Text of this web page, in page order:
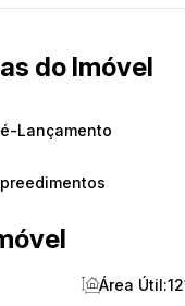
de serviço
com
social
gesso
água quente e
do Imóvel
Lançamento
Área Útil: